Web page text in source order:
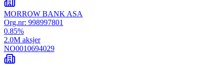
MORROW BANK ASA
Org.nr: 998997801
0.85%
2.0M aksjer
NO0010694029